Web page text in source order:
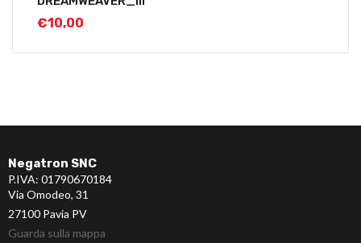
€10,00
Negatron SNC
P.IVA: 01790670184
Via Omodeo, 31
27100 Pavia PV
Guarda sulla mappa